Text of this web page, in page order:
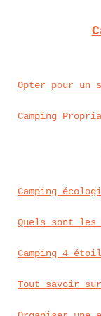
Opter pour un
Camping
Camping
Quels sont les
Camping 4
Tout savoir